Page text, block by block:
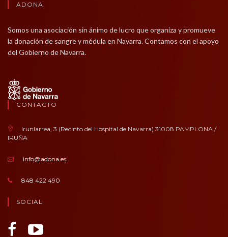
ADONA
Somos una asociación sin ánimo de lucro que organiza y promueve
la donación de sangre y médula en Navarra. Contamos con el apoyo
del Gobierno de Navarra.
CONTACTO
Irunlarrea, 3 (Recinto del Hospital de Navarra) 31008 PAMPLONA /
IRUÑA
info@adona.es
848 422 490
SOCIAL